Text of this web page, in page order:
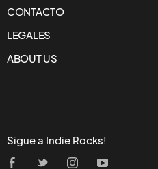
CONTACTO
LEGALES
ABOUT US
Sigue a Indie Rocks!